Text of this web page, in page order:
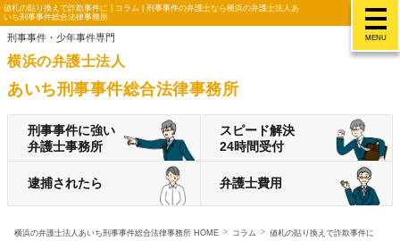
MENU
値札の貼り換えで詐欺事件に | コラム | 刑事事件の弁護士なら横浜の弁護士法人あ
いち刑事事件総合法律事務所
刑事事件・少年事件専門
横浜の弁護士法人
あいち刑事事件総合法律事務所
刑事事件に強い
弁護士事務所
スピード解決
24時間受付
逮捕されたら 弁護士費用
横浜の弁護士法人あいち刑事事件総合法律事務所 HOME コラム 値札の貼り換えで詐欺事件に